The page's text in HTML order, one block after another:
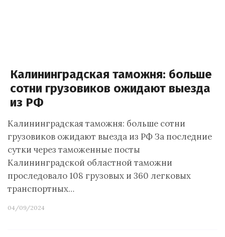
Калининградская таможня: больше
сотни грузовиков ожидают выезда
из РФ
Калининградская таможня: больше сотни
грузовиков ожидают выезда из РФ За последние
сутки через таможенные посты
Калининградской областной таможни
проследовало 108 грузовых и 360 легковых
транспортных…
04/09/2024